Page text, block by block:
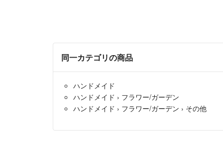
同一カテゴリの商品
ハンドメイド
ハンドメイド › フラワー/ガーデン
ハンドメイド › フラワー/ガーデン › その他